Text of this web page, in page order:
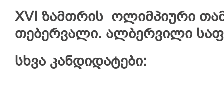
XVI ზამთრის ოლიმპიური
თებერვალი. ალბერვილი
სხვა კანდიდატები: